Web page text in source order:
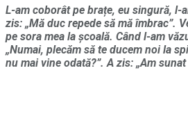
L-am coborât pe brațe, eu singură, l-
zis: „Mă duc repede să mă îmbrac”.
pe sora mea la școală. Când l-am
„Numai, plecăm să te ducem noi la
nu mai vine odată?”. A zis: „Am